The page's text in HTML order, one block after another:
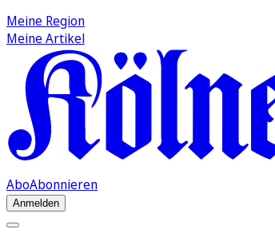
Meine Region
Meine Artikel
AboAbonnieren
Anmelden